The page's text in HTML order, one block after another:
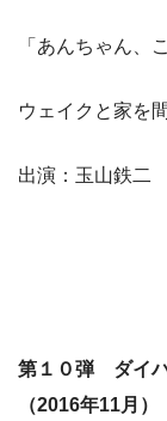
「あんちゃん、
ウェイクと家を
出演：玉山鉄
第１０弾 ダイ
（2016年11月）